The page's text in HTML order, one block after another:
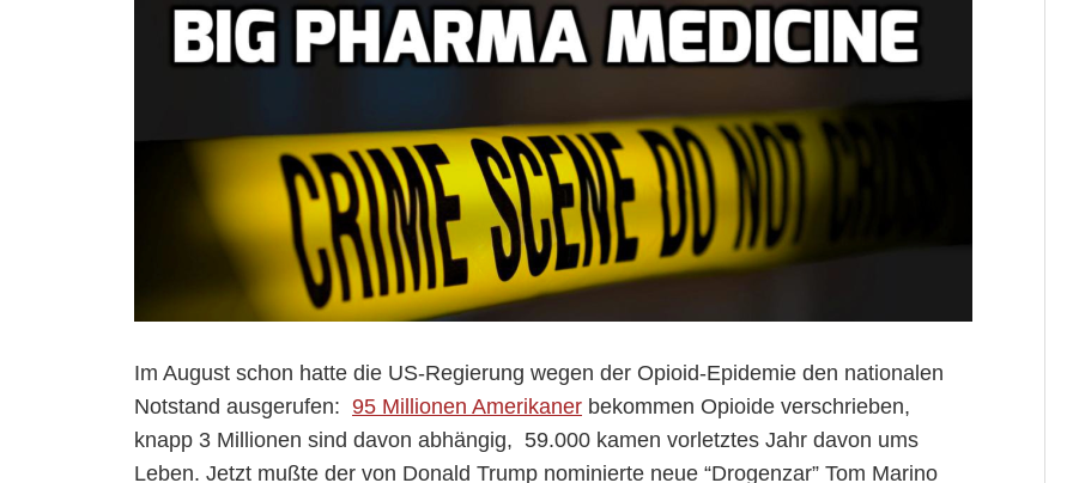
Im August schon hatte die US-Regierung wegen der Opioid-Epidemie den nationalen
Notstand ausgerufen: 95 Millionen Amerikaner bekommen Opioide verschrieben,
knapp 3 Millionen sind davon abhängig, 59.000 kamen vorletztes Jahr davon ums
Leben. Jetzt mußte der von Donald Trump nominierte neue “Drogenzar” Tom Marino